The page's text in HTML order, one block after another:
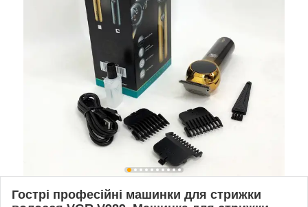
Гострі професійні машинки для стрижки